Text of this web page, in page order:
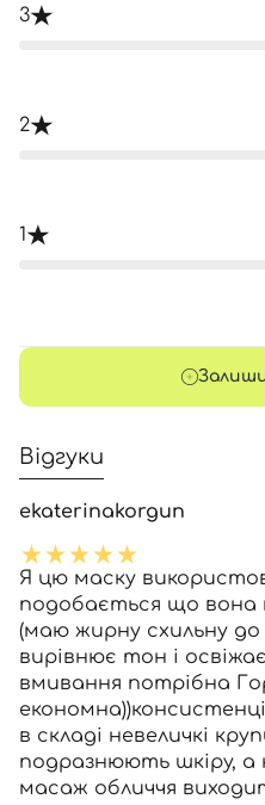
3
2
1
Відгуки
ekaterinakorgun
Я цю маску
подобається що вона
(маю жирну схильну до
вирівнює тон і
вмивання потрібна
в складі невеличкі
подразнюють шкіру, а
масаж обличчя